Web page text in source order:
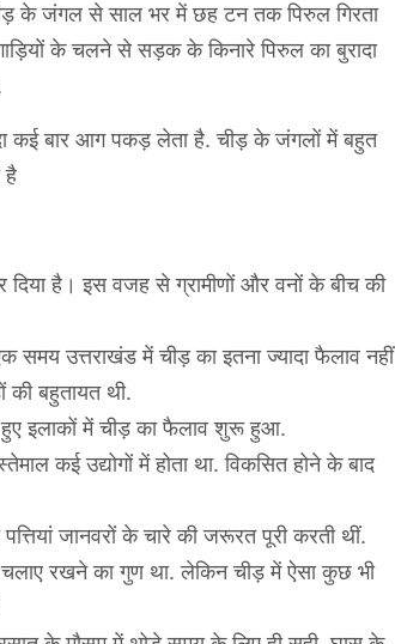
के जंगल से साल भर में छह टन तक पिरुल गिरता
के चलने से सड़क के किनारे पिरुल का बुरादा
कई बार आग पकड़ लेता है. चीड़ के जंगलों में बहुत
है
दिया है। इस वजह से ग्रामीणों और वनों के बीच की
समय उत्तराखंड में चीड़ का इतना ज्यादा फैलाव नहीं
बहुतायत थी.
इलाकों में चीड़ का फैलाव शुरू हुआ.
कई उद्योगों में होता था. विकसित होने के बाद
जानवरों के चारे की जरूरत पूरी करती थीं.
रखने का गुण था. लेकिन चीड़ में ऐसा कुछ भी